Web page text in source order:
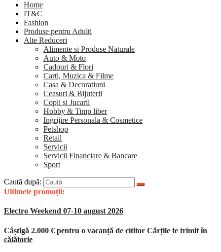
Home
IT&C
Fashion
Produse pentru Adulti
Alte Reduceri
Alimente si Produse Naturale
Auto & Moto
Cadouri & Flori
Carti, Muzica & Filme
Casa & Decoratiuni
Ceasuri & Bijuterii
Copii si Jucarii
Hobby & Timp liber
Ingrijire Personala & Cosmetice
Petshop
Retail
Servicii
Servicii Financiare & Bancare
Sport
Caută după:
Ultimele promoții:
Electro Weekend 07-10 august 2026
Câștigă 2.000 € pentru o vacanță de cititor Cărțile te trimit în
călătorie